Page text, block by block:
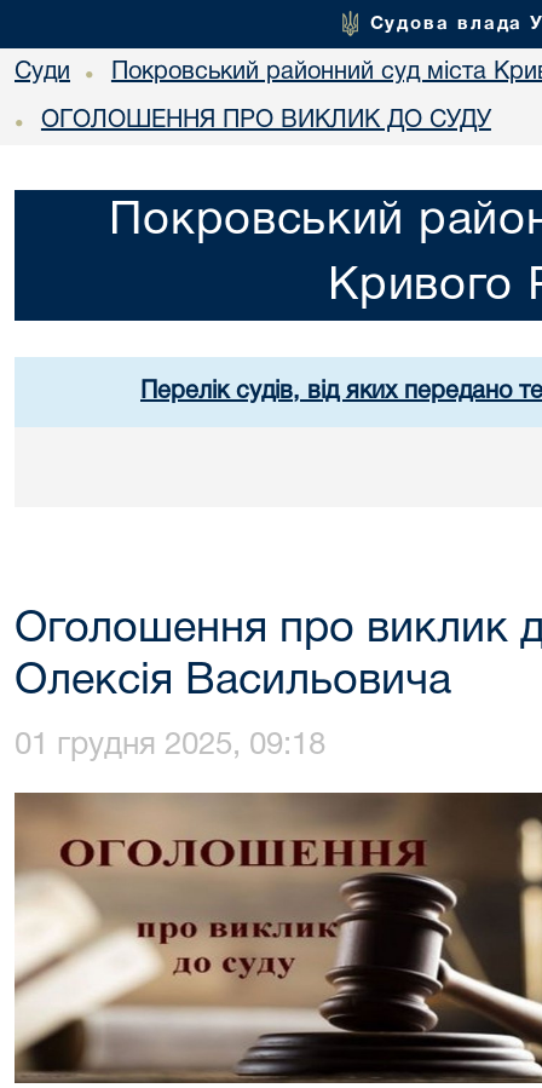
Судова влада
Суди • Покровський районний суд міста
• ОГОЛОШЕННЯ ПРО ВИКЛИК ДО СУДУ
Покровський
Кривого
Перелік судів, від яких передано
Оголошення про виклик
Олексія Васильовича
01 грудня 2025, 09:18